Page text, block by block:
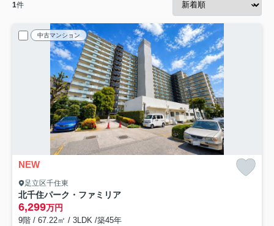
1件
中古マンション
NEW
足立区千住東
北千住パーク・ファミリア
6,299万円
9階 / 67.22㎡ / 3LDK /築45年